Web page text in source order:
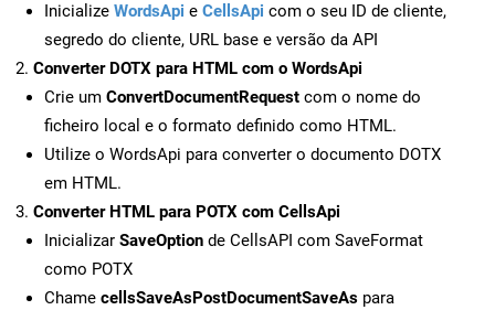
Inicialize WordsApi e CellsApi com o seu ID de cliente,
segredo do cliente, URL base e versão da API
Converter DOTX para HTML com o WordsApi
Crie um ConvertDocumentRequest com o nome do
ficheiro local e o formato definido como HTML.
Utilize o WordsApi para converter o documento DOTX
em HTML.
Converter HTML para POTX com CellsApi
Inicializar SaveOption de CellsAPI com SaveFormat
como POTX
Chame cellsSaveAsPostDocumentSaveAs para